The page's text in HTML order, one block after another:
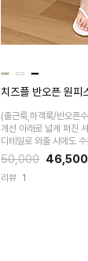
치즈플 반오픈 원피
(출근룩,하객룩/반오픈
개선 아래로 넓게 퍼진
디테일로 외출 시에도
50,000 46,500
리뷰 1